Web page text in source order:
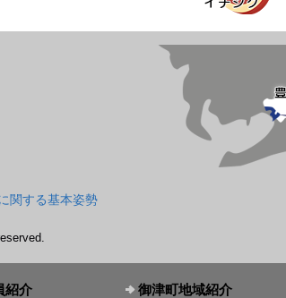
関する基本姿勢
紹介 御津町地域紹介